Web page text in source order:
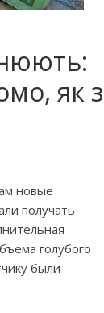
як з
новые
получать
голубого
были